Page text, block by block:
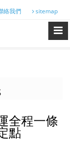
絡我們 sitemap
全程一條
點